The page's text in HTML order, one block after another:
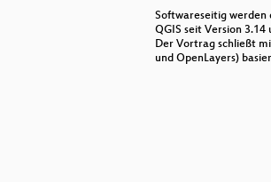
Neues von
InkMap -
Softwareseitig werden
QGIS seit Version
Der Vortrag schließt
und OpenLayers)